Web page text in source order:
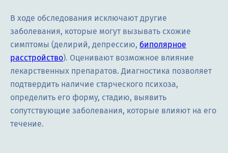
В ходе обследования исключают другие
заболевания, которые могут вызывать схожие
симптомы (делирий, депрессию, биполярное
расстройство). Оценивают возможное влияние
лекарственных препаратов. Диагностика позволяет
подтвердить наличие старческого психоза,
определить его форму, стадию, выявить
сопутствующие заболевания, которые влияют на его
течение.